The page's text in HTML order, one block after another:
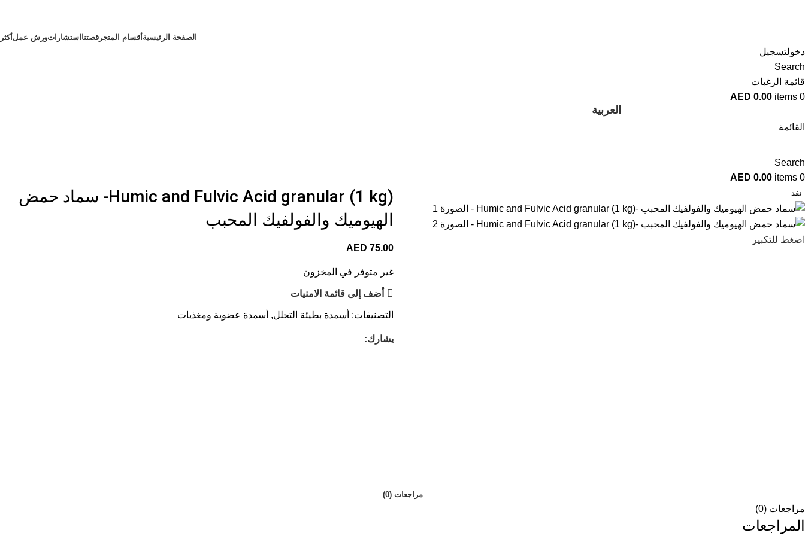
الصفحة الرئيسيةأقسام المتجر قصتنااستشاراتورش عملأكثر
دخولتسجيل
Search
قائمة الرغبات
0
items
AED 0.00
العربية
القائمة
Search
0
items
AED 0.00
نفذ
اضغط للتكبير
Humic and Fulvic Acid granular (1 kg)- سماد حمض
الهيوميك والفولفيك المحبب
AED 75.00
غير متوفر في المخزون
أضف إلى قائمة الامنيات
التصنيفات: أسمدة بطيئة التحلل, أسمدة عضوية ومغذيات
يشارك:
مراجعات (0)
مراجعات (0)
المراجعات